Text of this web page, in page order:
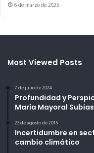
6 de marzo de 2025
Most Viewed Posts
7 de julio de 2024
Profundidad y
María Mayoral Subias
23 de agosto de 2015
Incertidumbre en
cambio climático